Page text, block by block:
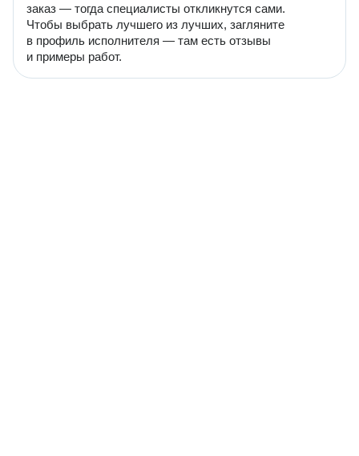
заказ — тогда специалисты откликнутся сами.
Чтобы выбрать лучшего из лучших, загляните
в профиль исполнителя — там есть отзывы
и примеры работ.